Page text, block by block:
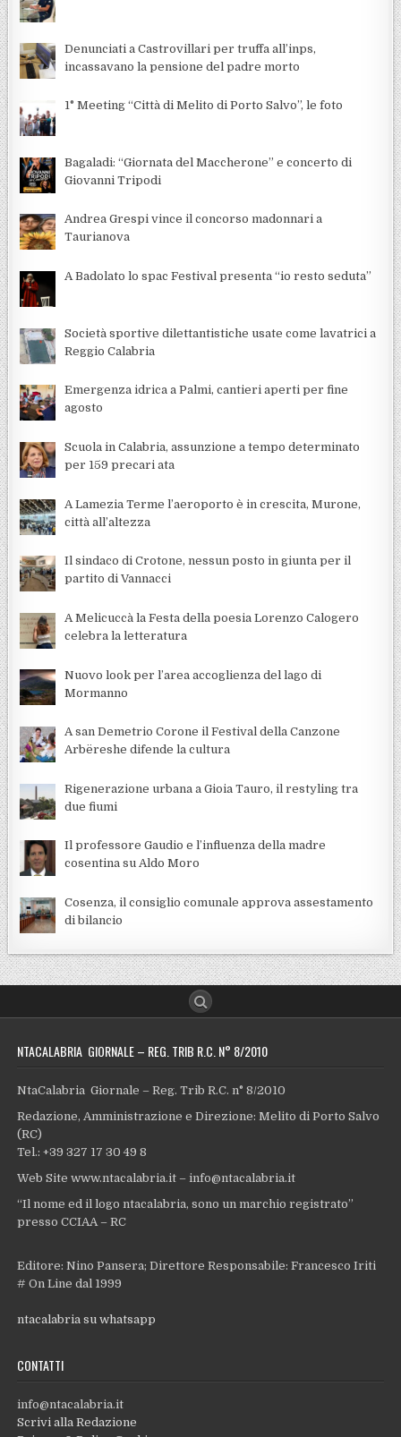
Denunciati a Castrovillari per truffa all’inps,
incassavano la pensione del padre morto
1° Meeting “Città di Melito di Porto Salvo”, le foto
Bagaladi: “Giornata del Maccherone” e concerto di
Giovanni Tripodi
Andrea Grespi vince il concorso madonnari a
Taurianova
A Badolato lo spac Festival presenta “io resto seduta”
Società sportive dilettantistiche usate come lavatrici a
Reggio Calabria
Emergenza idrica a Palmi, cantieri aperti per fine
agosto
Scuola in Calabria, assunzione a tempo determinato
per 159 precari ata
A Lamezia Terme l’aeroporto è in crescita, Murone,
città all’altezza
Il sindaco di Crotone, nessun posto in giunta per il
partito di Vannacci
A Melicuccà la Festa della poesia Lorenzo Calogero
celebra la letteratura
Nuovo look per l’area accoglienza del lago di
Mormanno
A san Demetrio Corone il Festival della Canzone
Arbëreshe difende la cultura
Rigenerazione urbana a Gioia Tauro, il restyling tra
due fiumi
Il professore Gaudio e l’influenza della madre
cosentina su Aldo Moro
Cosenza, il consiglio comunale approva assestamento
di bilancio
NTACALABRIA GIORNALE – REG. TRIB R.C. N° 8/2010
NtaCalabria Giornale – Reg. Trib R.C. n° 8/2010
Redazione, Amministrazione e Direzione: Melito di Porto Salvo
(RC)
Tel.: +39 327 17 30 49 8
Web Site www.ntacalabria.it – info@ntacalabria.it
“Il nome ed il logo ntacalabria, sono un marchio registrato”
presso CCIAA – RC
Editore: Nino Pansera; Direttore Responsabile: Francesco Iriti
# On Line dal 1999
ntacalabria su whatsapp
CONTATTI
info@ntacalabria.it
Scrivi alla Redazione